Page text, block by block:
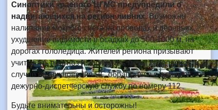
Синоптики краевого ЦГМС предупредили о
надвигающихся на регион ливнях.Возможно
налипание мокрого снега на проводах и деревьях,
ухудшение видимости в осадках до 500-1000 м, на
дорогах гололедица. Жителей региона призывают
учитывать прогноз и соблюдать меры безопасности. В
случае возникновения ЧС обращаться в единую
дежурно-диспетчерскую службу по номеру 112
Будьте внимательны и осторожны!